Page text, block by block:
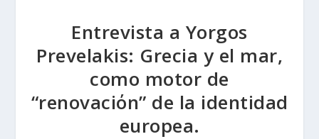
Entrevista a Yorgos
Prevelakis: Grecia y el mar,
como motor de
“renovaciόn” de la identidad
europea.